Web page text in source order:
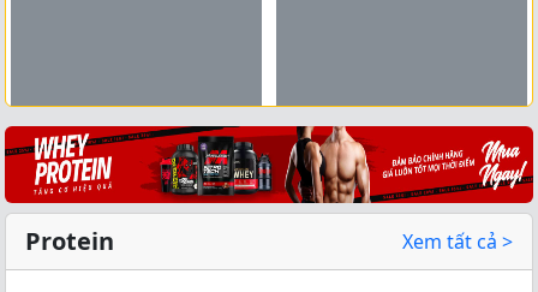
Xem tất cả →
Protein Xem tất cả >